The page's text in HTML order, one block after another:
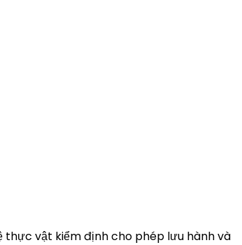
thực vật kiểm định cho phép lưu hành và